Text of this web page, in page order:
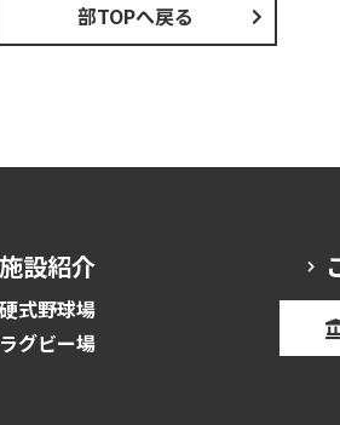
部TOPへ戻る
施設紹介
硬式野球場
ラグビー場